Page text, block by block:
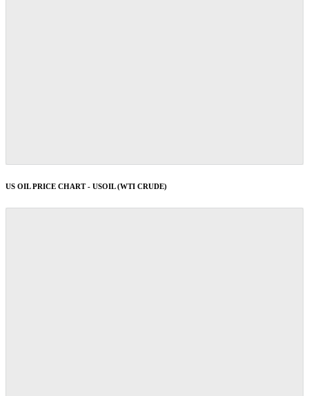
US OIL PRICE CHART - USOIL (WTI CRUDE)